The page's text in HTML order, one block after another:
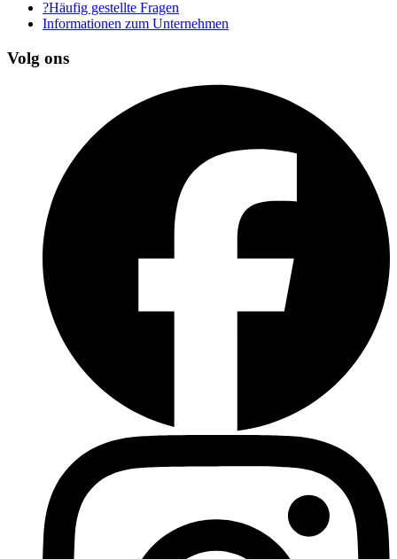
?Häufig gestellte Fragen
Informationen zum Unternehmen
Volg ons